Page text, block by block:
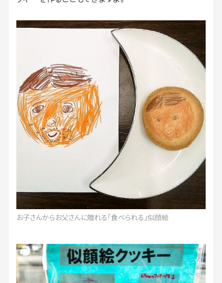
お子さんからお父さんに贈れる「食べられる」似顔絵